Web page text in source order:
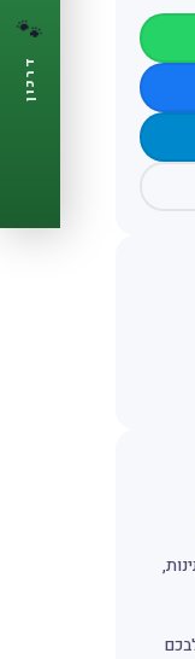
🐾
דרכון